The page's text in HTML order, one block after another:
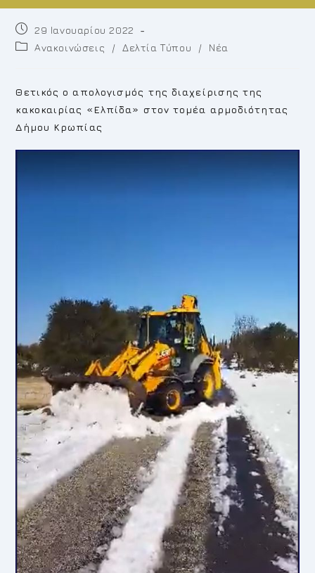
Post
published:
29 Ιανουαρίου 2022
PostΑνακοινώσεις / Δελτία Τύπου / Νέα
Θετικός ο απολογισμός της διαχείρισης της
κακοκαιρίας «Ελπίδα» στον τομέα αρμοδιότητας
Δήμου Κρωπίας